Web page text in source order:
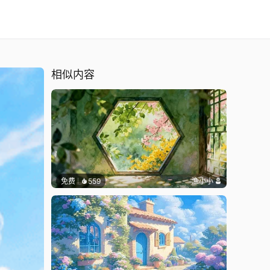
相似内容
免费 559 渔小小